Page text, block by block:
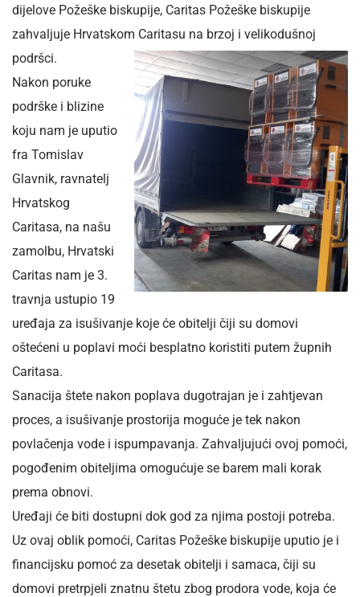
dijelove Požeške biskupije, Caritas Požeške biskupije
zahvaljuje Hrvatskom Caritasu na brzoj i velikodušnoj
podršci.
Nakon poruke
podrške i blizine
koju nam je uputio
fra Tomislav
Glavnik, ravnatelj
Hrvatskog
Caritasa, na našu
zamolbu, Hrvatski
Caritas nam je 3.
travnja ustupio 19
uređaja za isušivanje koje će obitelji čiji su domovi
oštećeni u poplavi moći besplatno koristiti putem župnih
Caritasa.
Sanacija štete nakon poplava dugotrajan je i zahtjevan
proces, a isušivanje prostorija moguće je tek nakon
povlačenja vode i ispumpavanja. Zahvaljujući ovoj pomoći,
pogođenim obiteljima omogućuje se barem mali korak
prema obnovi.
Uređaji će biti dostupni dok god za njima postoji potreba.
Uz ovaj oblik pomoći, Caritas Požeške biskupije uputio je i
financijsku pomoć za desetak obitelji i samaca, čiji su
domovi pretrpjeli znatnu štetu zbog prodora vode, koja će